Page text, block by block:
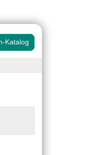
Katalog